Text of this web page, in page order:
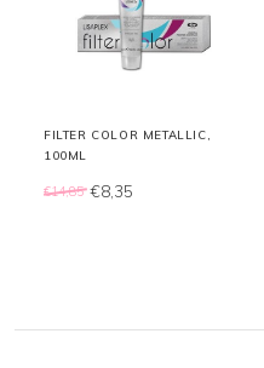
FILTER COLOR METALLIC,
100ML
€14,85 €8,35